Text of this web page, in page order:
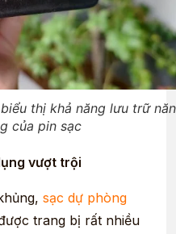
thị khả năng lưu trữ
của pin sạc
vượt trội
sạc dự phòng
trang bị rất nhiều